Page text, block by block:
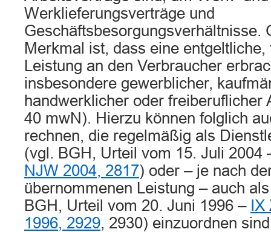
Werklieferungsverträge und
Geschäftsbesorgungsverhältnisse.
Merkmal ist, dass eine
Leistung an den Verbraucher
insbesondere gewerblicher,
handwerklicher oder freiberuflicher
40 mwN). Hierzu können folglich
rechnen, die regelmäßig als
(vgl. BGH, Urteil vom 15. Juli 2004
NJW 2004, 2817) oder – je nach
übernommenen Leistung – auch
BGH, Urteil vom 20. Juni 1996 –
1996, 2929, 2930) einzuordnen